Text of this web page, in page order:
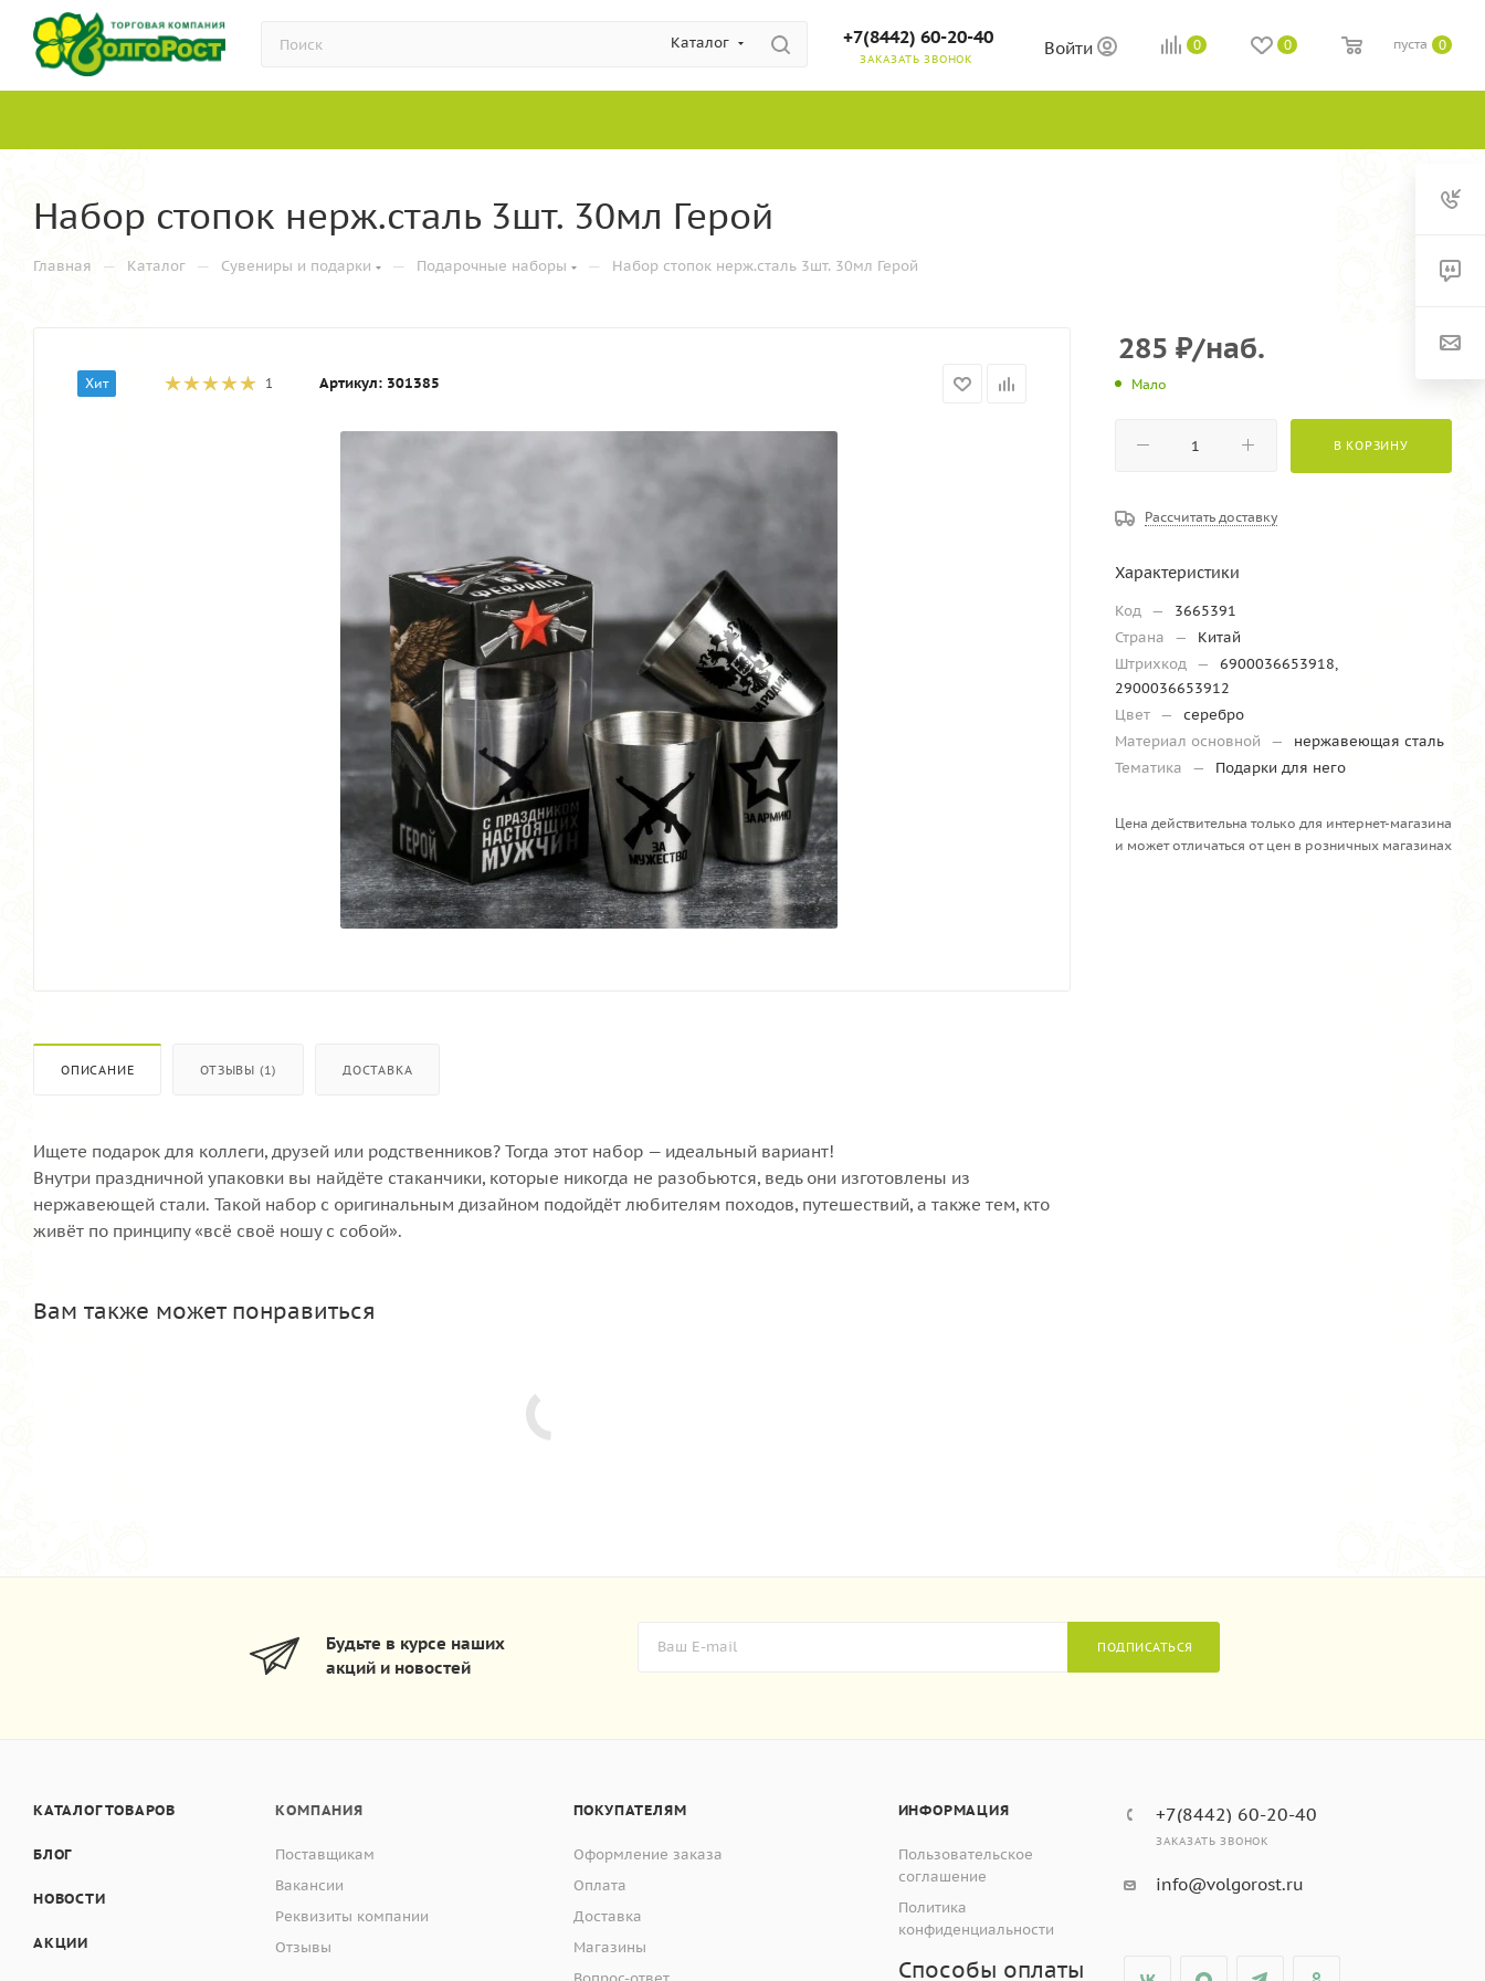
Каталог +7(8442) 60-20-40
ЗАКАЗАТЬ ЗВОНОК
Войти 0 0 0
пуста
Набор стопок нерж.сталь 3шт. 30мл Герой
Главная — Каталог — Сувениры и подарки — Подарочные наборы — Набор стопок нерж.сталь 3шт. 30мл Герой
Хит 1 Артикул: 301385
ОПИСАНИЕ ОТЗЫВЫ (1) ДОСТАВКА
Ищете подарок для коллеги, друзей или родственников? Тогда этот набор — идеальный вариант!
Внутри праздничной упаковки вы найдёте стаканчики, которые никогда не разобьются, ведь они изготовлены из
нержавеющей стали. Такой набор с оригинальным дизайном подойдёт любителям походов, путешествий, а также тем, кто
живёт по принципу «всё своё ношу с собой».
Вам также может понравиться
285 ₽/наб.
Мало
В КОРЗИНУ
Рассчитать доставку
Характеристики
Код —
3665391
Страна
—
Китай
Штрихкод —
6900036653918,
2900036653912
Цвет —
серебро
Материал основной
—
нержавеющая сталь
Тематика
— Подарки для него
Цена действительна только для интернет-магазина
и может отличаться от цен в розничных магазинах
Будьте в курсе наших
акций и новостей
ПОДПИСАТЬСЯ
КАТАЛОГ ТОВАРОВ
БЛОГ
НОВОСТИ
АКЦИИ
КОМПАНИЯ
Поставщикам
Вакансии
Реквизиты компании
Отзывы
ПОКУПАТЕЛЯМ
Оформление заказа
Оплата
Доставка
Магазины
ИНФОРМАЦИЯ
Пользовательское
соглашение
Политика
конфиденциальности
Способы оплаты
+7(8442) 60-20-40
ЗАКАЗАТЬ ЗВОНОК
info@volgorost.ru